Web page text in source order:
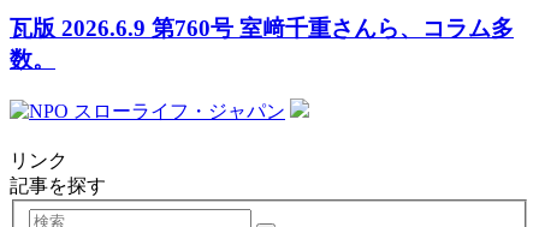
瓦版 2026.6.9 第760号 室﨑千重さんら、コラム多
数。
リンク
記事を探す
検